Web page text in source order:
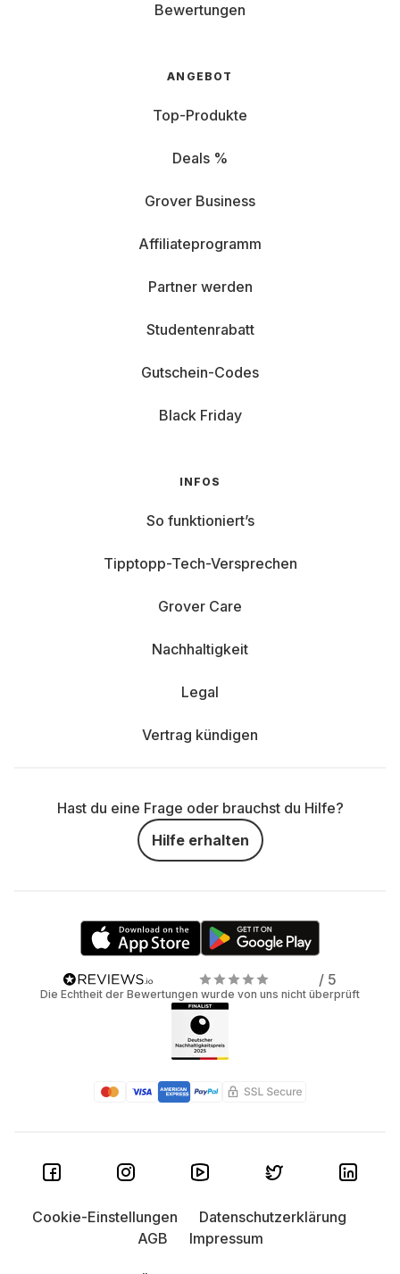
Bewertungen
ANGEBOT
Top-Produkte
Deals %
Grover Business
Affiliateprogramm
Partner werden
Studentenrabatt
Gutschein-Codes
Black Friday
INFOS
So funktioniert’s
Tipptopp-Tech-Versprechen
Grover Care
Nachhaltigkeit
Legal
Vertrag kündigen
Hast du eine Frage oder brauchst du Hilfe?
Hilfe erhalten
/ 5
Die Echtheit der Bewertungen wurde von uns nicht überprüft
Cookie-Einstellungen
Datenschutzerklärung
AGB
Impressum